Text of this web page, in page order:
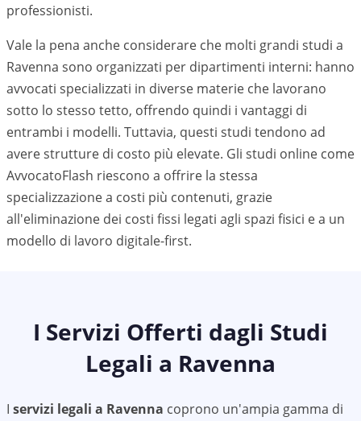
professionisti.
Vale la pena anche considerare che molti grandi studi a
Ravenna sono organizzati per dipartimenti interni: hanno
avvocati specializzati in diverse materie che lavorano
sotto lo stesso tetto, offrendo quindi i vantaggi di
entrambi i modelli. Tuttavia, questi studi tendono ad
avere strutture di costo più elevate. Gli studi online come
AvvocatoFlash riescono a offrire la stessa
specializzazione a costi più contenuti, grazie
all'eliminazione dei costi fissi legati agli spazi fisici e a un
modello di lavoro digitale-first.
I Servizi Offerti dagli Studi
Legali a Ravenna
I servizi legali a Ravenna coprono un'ampia gamma di